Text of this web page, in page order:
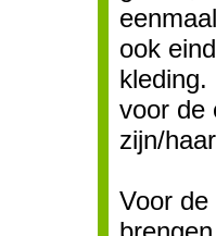
ook
voor de
zijn/
Voor